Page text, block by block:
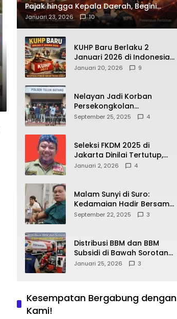
Pajak hingga Kepala Daerah, Begini
Wajah Korupsi yang Terbongkar
Januari 23, 2026 10
KUHP Baru Berlaku 2
Januari 2026 di Indonesia,
Apa Dampaknya bagi
Dipahami Publik
Januari 20, 2026 9
Nelayan Jadi Korban
Persekongkolan
Penyelewengan BBM
September 25, 2025 4
Seleksi FKDM 2025 di
Jakarta Dinilai Tertutup,
Transparansi
Januari 2, 2026 4
Malam Sunyi di Suro:
Kedamaian Hadir Bersama
Secangkir Kopi Hangat
September 22, 2025 3
Distribusi BBM dan BBM
Subsidi di Bawah Sorotan
Publik: Antara Kepentingan
Januari 25, 2026 3
Kesempatan Bergabung dengan
Kami!